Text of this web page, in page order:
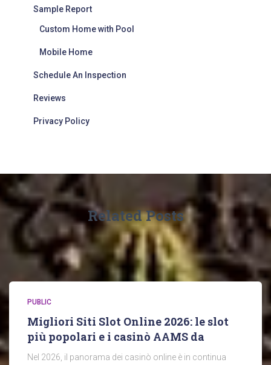
Sample Report
Custom Home with Pool
Mobile Home
Schedule An Inspection
Reviews
Privacy Policy
Related Posts
PUBLIC
Migliori Siti Slot Online 2026: le slot
più popolari e i casinò AAMS da
Nel 2026, il panorama dei casinò online è in continua